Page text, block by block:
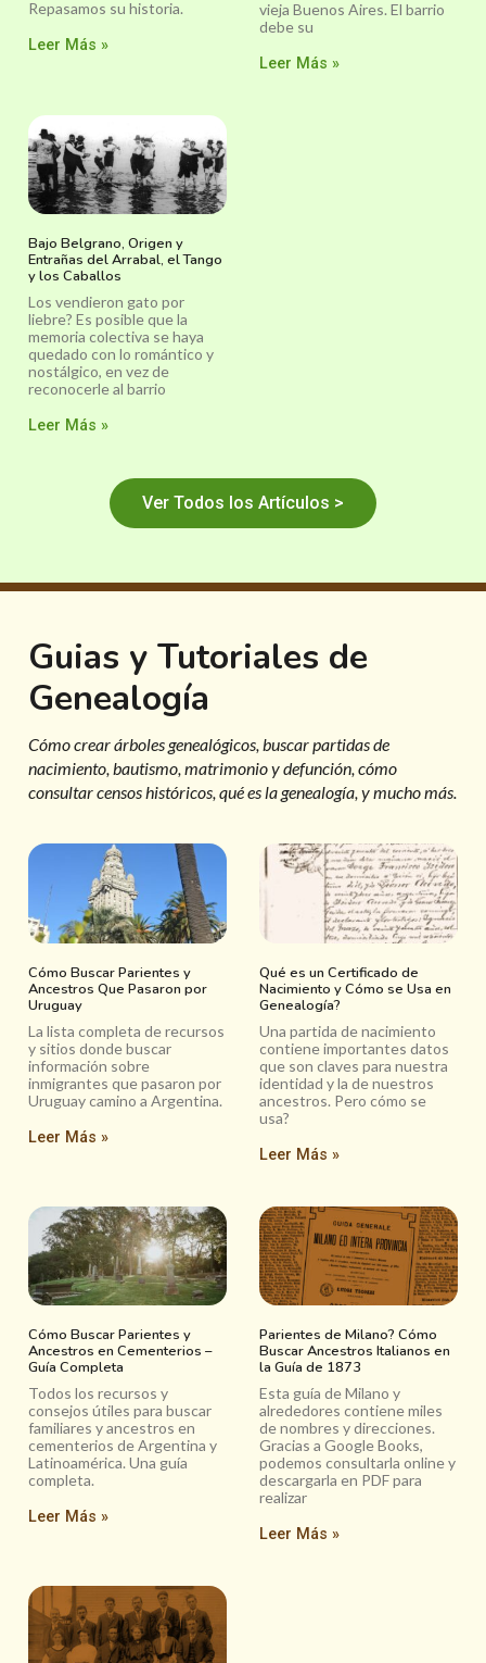
Repasamos su historia.
Leer Más »
vieja Buenos Aires. El barrio
debe su
Leer Más »
Bajo Belgrano, Origen y
Entrañas del Arrabal, el Tango
y los Caballos
Los vendieron gato por
liebre? Es posible que la
memoria colectiva se haya
quedado con lo romántico y
nostálgico, en vez de
reconocerle al barrio
Leer Más »
Ver Todos los Artículos >
Guias y Tutoriales de
Genealogía
Cómo crear árboles genealógicos, buscar partidas de
nacimiento, bautismo, matrimonio y defunción, cómo
consultar censos históricos, qué es la genealogía, y mucho más.
Cómo Buscar Parientes y
Ancestros Que Pasaron por
Uruguay
La lista completa de recursos
y sitios donde buscar
información sobre
inmigrantes que pasaron por
Uruguay camino a Argentina.
Leer Más »
Qué es un Certificado de
Nacimiento y Cómo se Usa en
Genealogía?
Una partida de nacimiento
contiene importantes datos
que son claves para nuestra
identidad y la de nuestros
ancestros. Pero cómo se
usa?
Leer Más »
Cómo Buscar Parientes y
Ancestros en Cementerios –
Guía Completa
Todos los recursos y
consejos útiles para buscar
familiares y ancestros en
cementerios de Argentina y
Latinoamérica. Una guía
completa.
Leer Más »
Parientes de Milano? Cómo
Buscar Ancestros Italianos en
la Guía de 1873
Esta guía de Milano y
alrededores contiene miles
de nombres y direcciones.
Gracias a Google Books,
podemos consultarla online y
descargarla en PDF para
realizar
Leer Más »